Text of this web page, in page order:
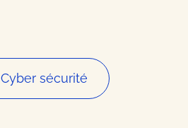
Cyber sécurité